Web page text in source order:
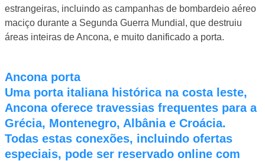
estrangeiras, incluindo as campanhas de bombardeio aéreo
maciço durante a Segunda Guerra Mundial, que destruiu
áreas inteiras de Ancona, e muito danificado a porta.
Ancona porta
Uma porta italiana histórica na costa leste,
Ancona oferece travessias frequentes para a
Grécia, Montenegro, Albânia e Croácia.
Todas estas conexões, incluindo ofertas
especiais, pode ser reservado online com